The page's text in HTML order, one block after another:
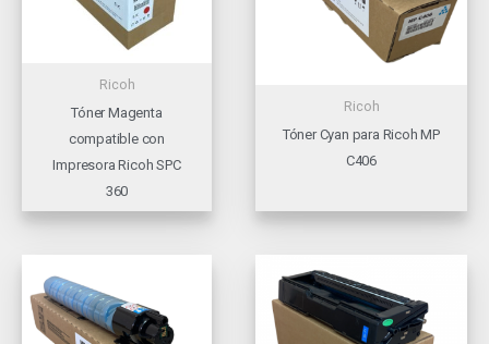
Ricoh
Tóner Magenta
compatible con
Impresora Ricoh SPC
360
Ricoh
Tóner Cyan para Ricoh MP
C406